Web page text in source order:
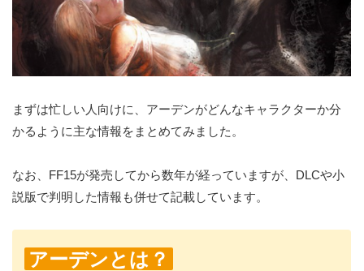
まずは忙しい人向けに、アーデンがどんなキャラクターか分
かるように主な情報をまとめてみました。
なお、FF15が発売してから数年が経っていますが、DLCや小
説版で判明した情報も併せて記載しています。
アーデンとは？